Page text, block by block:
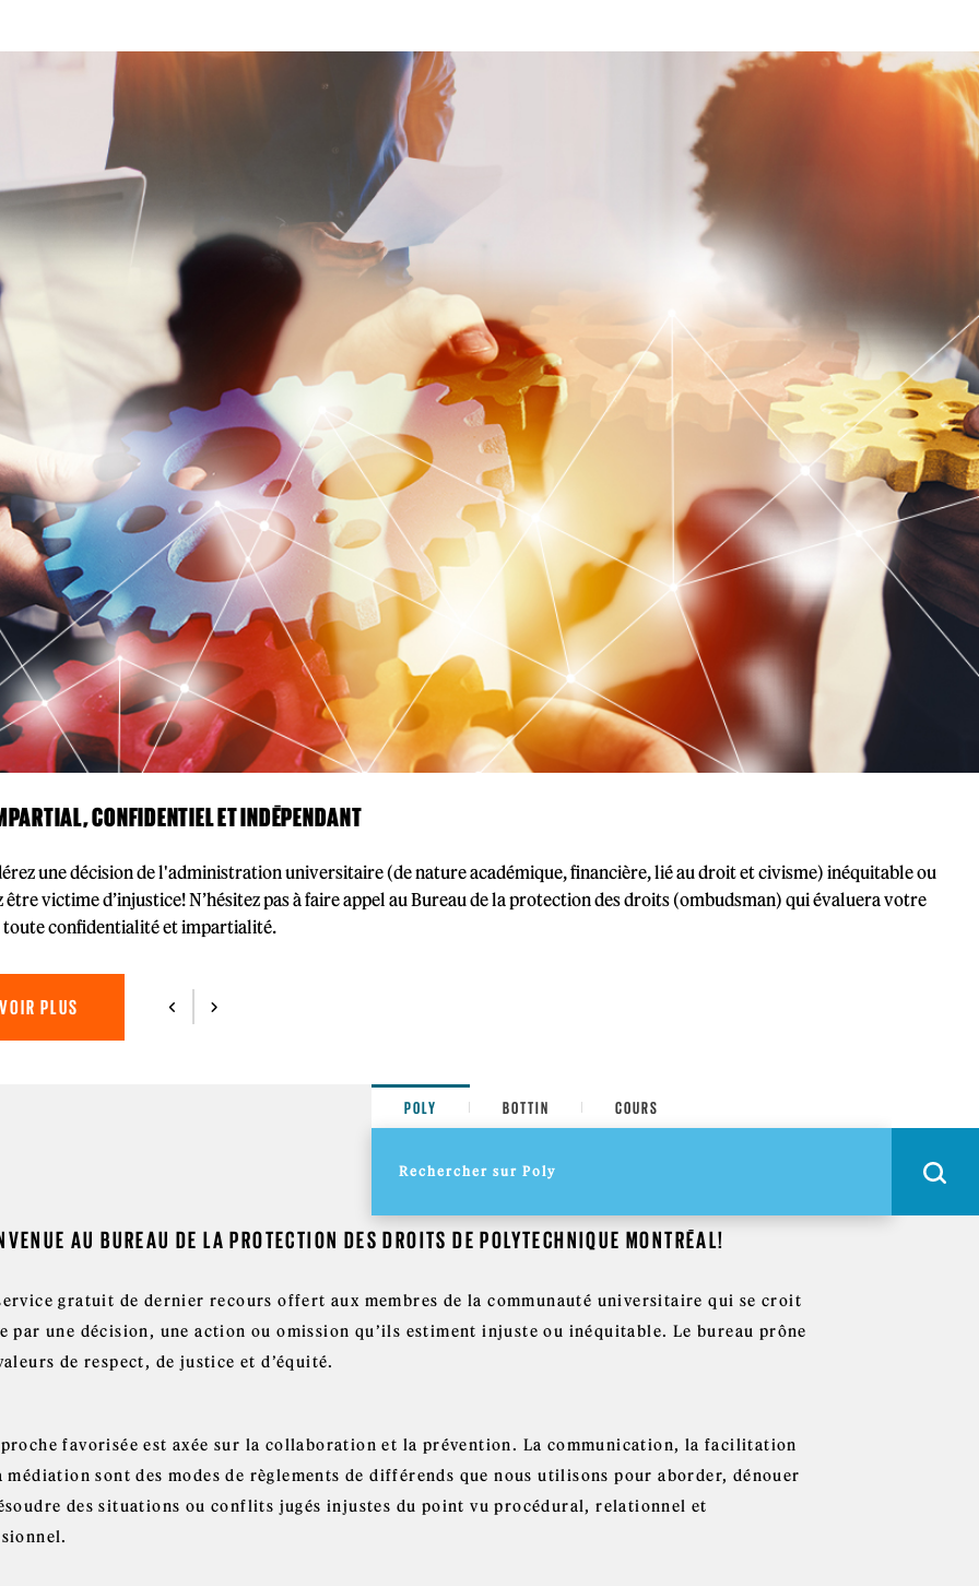
CONFIDENTIEL ET INDÉPENDANT
une décision de l'administration universitaire (de nature académique, financière, lié au droit et civisme) inéquitable ou
être victime d’injustice! N’hésitez pas à faire appel au Bureau de la protection des droits (ombudsman) qui évaluera votre
toute confidentialité et impartialité.
PLUS
POLY BOTTIN COURS
AU BUREAU DE LA PROTECTION DES DROITS DE POLYTECHNIQUE MONTRÉAL!
gratuit de dernier recours offert aux membres de la communauté universitaire qui se croit
par une décision, une action ou omission qu’ils estiment injuste ou inéquitable. Le bureau prône
de respect, de justice et d’équité.
favorisée est axée sur la collaboration et la prévention. La communication, la facilitation
médiation sont des modes de règlements de différends que nous utilisons pour aborder, dénouer
des situations ou conflits jugés injustes du point vu procédural, relationnel et